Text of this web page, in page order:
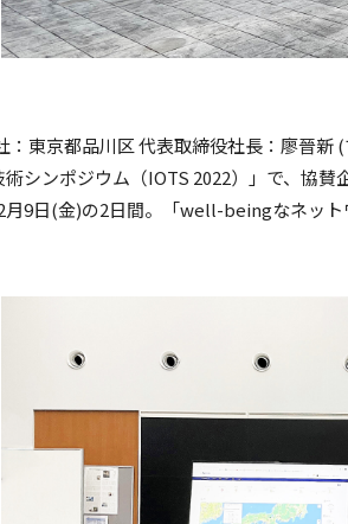
：東京都品川区 代表取締役社長：廖晉
シンポジウム（IOTS 2022）」で、協
9日(金)の2日間。「well-beingなネッ